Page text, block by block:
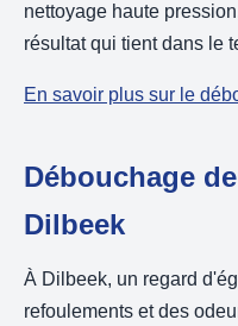
nettoyage haute
résultat qui tient dans le
En savoir plus sur le
Débouchage
Dilbeek
À Dilbeek, un regard
refoulements et des